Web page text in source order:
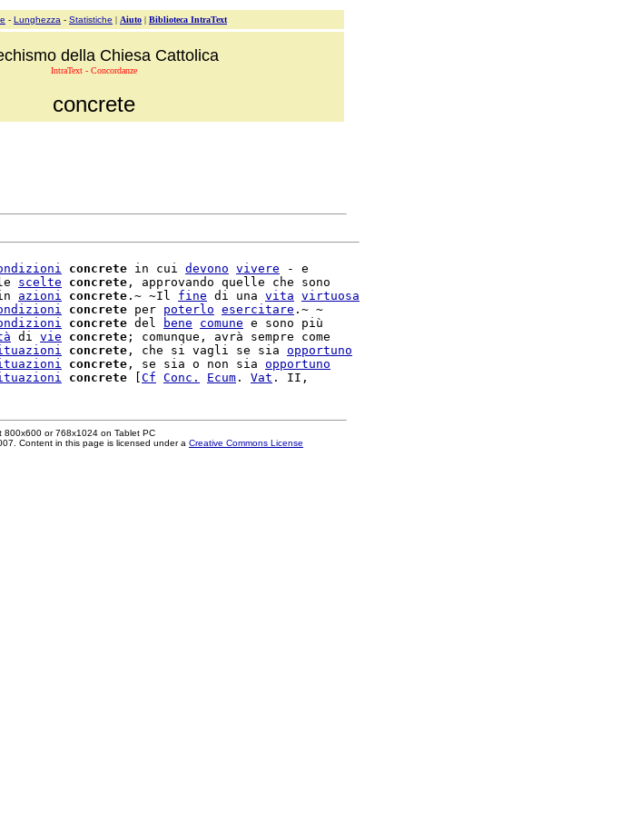
- Lunghezza - Statistiche | Aiuto | Biblioteca IntraText
della Chiesa Cattolica
IntraText - Concordanze
concrete
concrete in cui devono vivere - e
scelte concrete , approvando quelle che sono
azioni concrete .~ ~Il fine di una vita virtuosa
concrete per poterlo esercitare .~ ~
concrete del bene comune e sono più
di vie concrete ; comunque, avrà sempre come
concrete , che si vagli se sia opportuno
concrete , se sia o non sia opportuno
concrete Cf Conc. Ecum . Vat
800x600 or 768x1024 on Tablet PC
Content in this page is licensed under a Creative Commons License